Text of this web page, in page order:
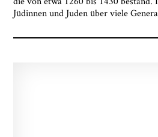
Jüdinnen und Juden über viele
Museumsquartiers
besteht ein Beschwerderecht